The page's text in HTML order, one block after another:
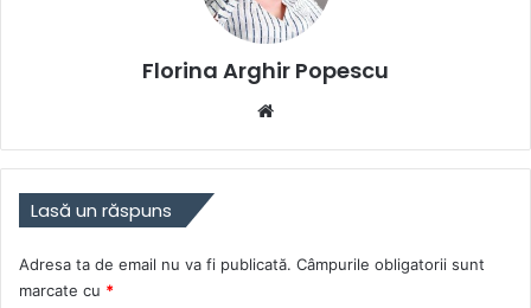
Florina Arghir Popescu
Lasă un răspuns
Adresa ta de email nu va fi publicată. Câmpurile obligatorii sunt
marcate cu *